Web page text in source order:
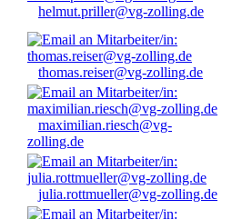
helmut.priller@vg-zolling.de
thomas.reiser@vg-zolling.de
maximilian.riesch@vg-
zolling.de
julia.rottmueller@vg-zolling.de